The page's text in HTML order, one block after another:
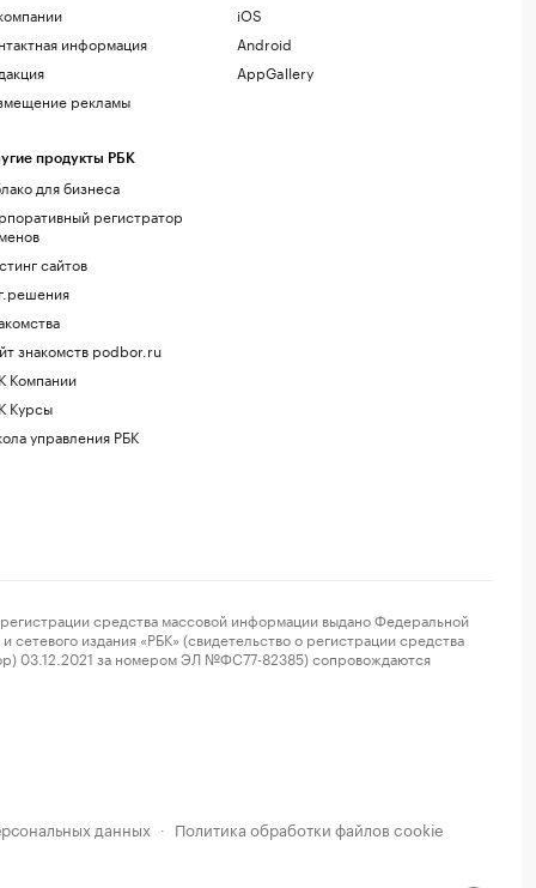
информация
рекламы
продукты РБК
для бизнеса
регистратор
сайтов
знакомств podbor.ru
Компании
Курсы
управления РБК
iOS
Android
AppGallery
средства массовой информации выдано Федеральной
издания «РБК» (свидетельство о регистрации средства
03.12.2021 за номером ЭЛ №ФС77-82385) сопровождаются
данных · Политика обработки файлов cookie